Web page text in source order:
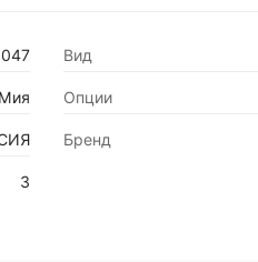
Вид
Мия Опции
Бренд
3